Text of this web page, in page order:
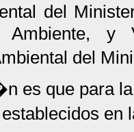
del
Ambiente, y
del
es que para